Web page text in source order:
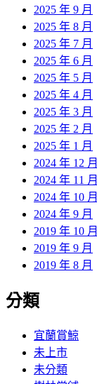
2025 年 9 月
2025 年 8 月
2025 年 7 月
2025 年 6 月
2025 年 5 月
2025 年 4 月
2025 年 3 月
2025 年 2 月
2025 年 1 月
2024 年 12 月
2024 年 11 月
2024 年 10 月
2024 年 9 月
2019 年 10 月
2019 年 9 月
2019 年 8 月
分類
宜蘭賞鯨
未上市
未分類